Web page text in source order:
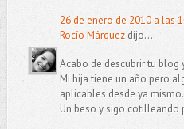
26 de enero de 2010 a las
Rocío Márquezdijo...
Acabo de descubrir tu blog
Mi hija tiene un año pero
aplicables desde ya mismo.
Un beso y sigo cotilleando